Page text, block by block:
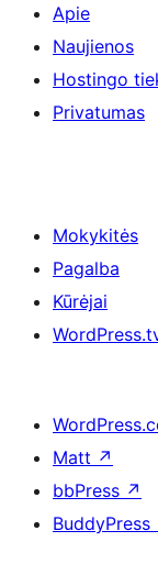
Apie
Naujienos
Hostingo
Privatumas
Mokykitės
Pagalba
Kūrėjai
Matt ↗
bbPress ↗
BuddyPress